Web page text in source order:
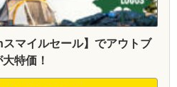
マイルセール】でアウトブ
特価！